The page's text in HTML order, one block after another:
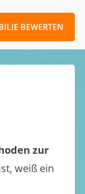
BEWERTEN
zur
weiß ein